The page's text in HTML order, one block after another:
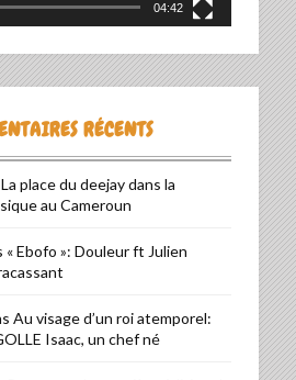
04:42
RÉCENTS
La place du deejay dans la
au Cameroun
« Ebofo »: Douleur ft Julien
Au visage d’un roi atemporel:
Isaac, un chef né